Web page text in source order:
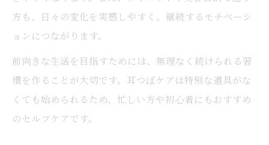
方も、日々の変化を実感しやすく、継続するモチベーシ
ョンにつながります。
前向きな生活を目指すためには、無理なく続けられる習
慣を作ることが大切です。耳つぼケアは特別な道具がな
くても始められるため、忙しい方や初心者にもおすすめ
のセルフケアです。